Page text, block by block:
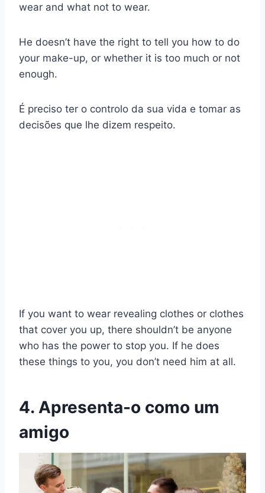
wear and what not to wear.
He doesn’t have the right to tell you how to do
your make-up, or whether it is too much or not
enough.
É preciso ter o controlo da sua vida e tomar as
decisões que lhe dizem respeito.
If you want to wear revealing clothes or clothes
that cover you up, there shouldn’t be anyone
who has the power to stop you. If he does
these things to you, you don’t need him at all.
4. Apresenta-o como um
amigo